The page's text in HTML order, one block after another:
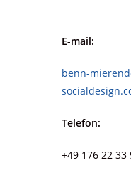
E-mail:
benn-
Telefon:
+49 176 22 33